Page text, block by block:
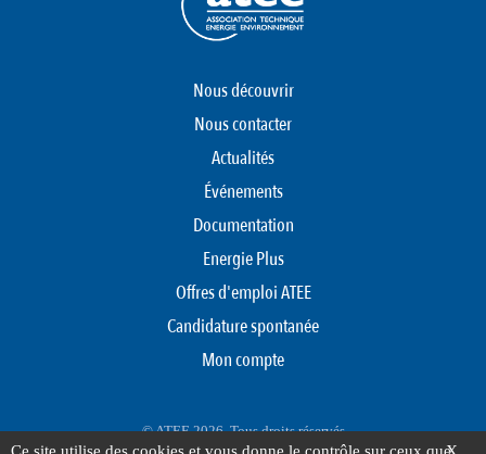
Nous découvrir
Nous contacter
Actualités
Événements
Documentation
Energie Plus
Offres d'emploi ATEE
Candidature spontanée
Mon compte
© ATEE 2026. Tous droits réservés